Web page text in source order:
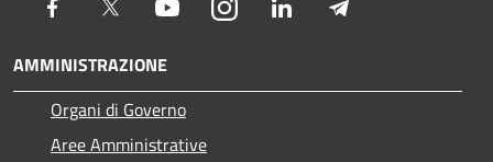
Facebook Twitter YoutubeInstagram LinkedIn
AMMINISTRAZIONE
Organi di Governo
Aree Amministrative